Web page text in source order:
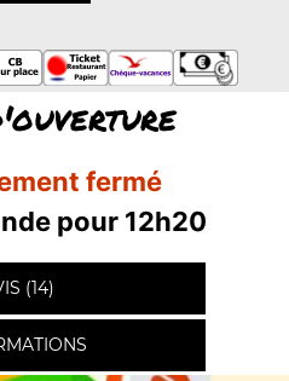
fermé
pour 12h20
(14)